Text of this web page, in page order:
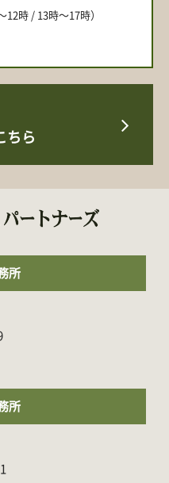
12時 / 13時〜17時）
ちら
所
所